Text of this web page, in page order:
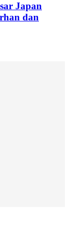
Japan
dan